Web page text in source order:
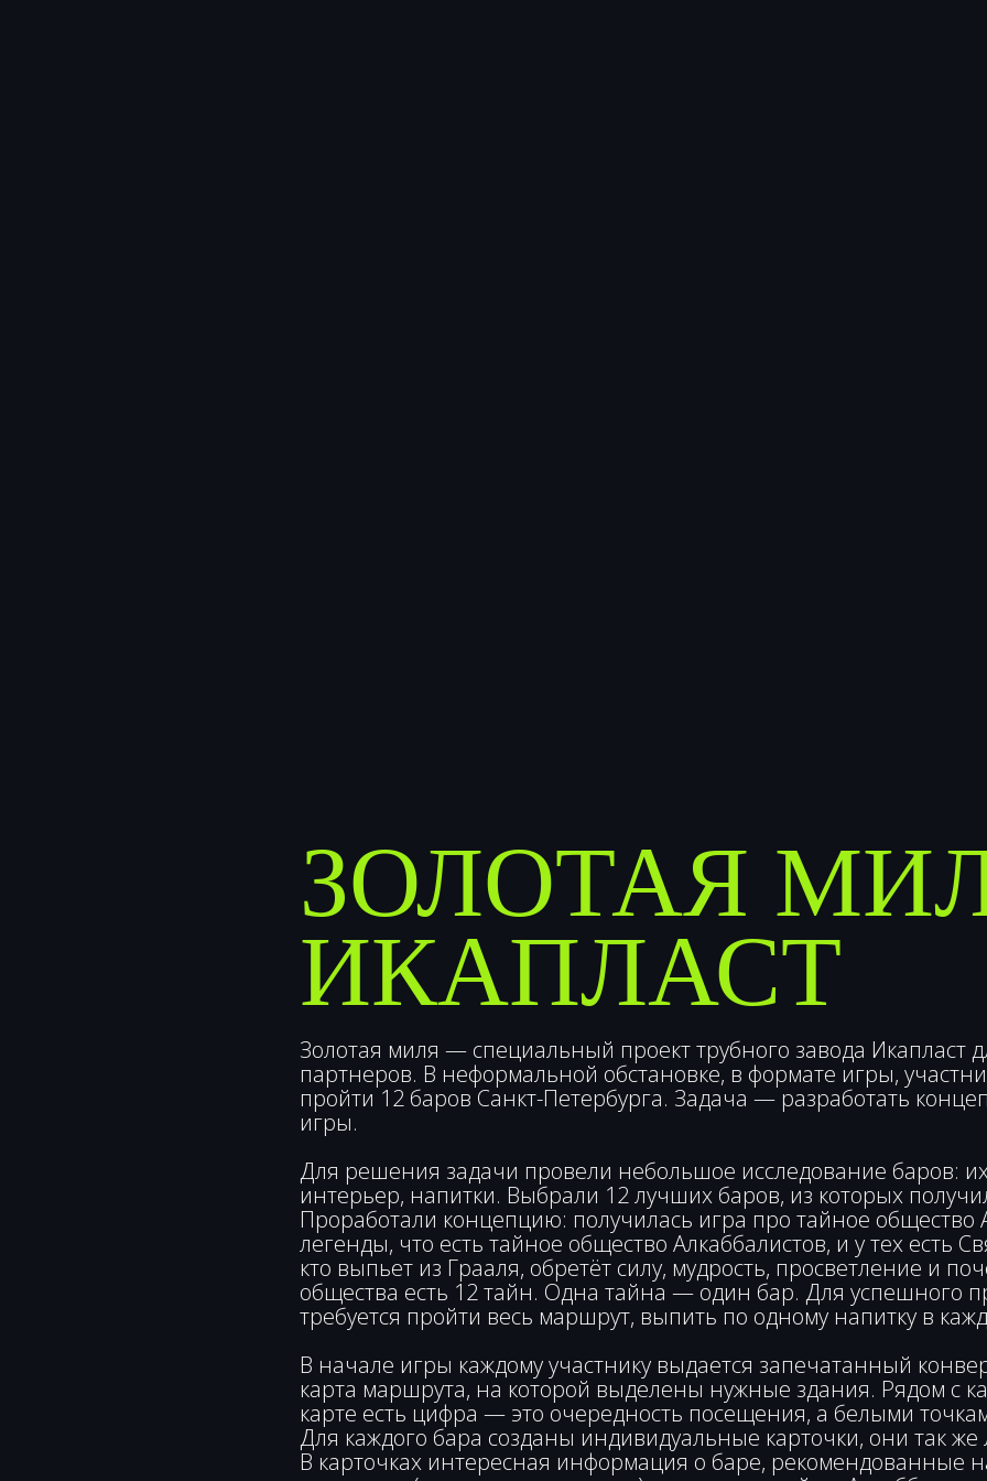
ЗОЛОТАЯ
ИКАПЛАСТ
Золотая миля — специальный проект трубного завода Икапласт
партнеров. В неформальной обстановке, в формате игры,
пройти 12 баров Санкт-Петербурга. Задача — разработать
игры.
Для решения задачи провели небольшое исследование баров:
интерьер, напитки. Выбрали 12 лучших баров, из которых
Проработали концепцию: получилась игра про тайное общество
легенды, что есть тайное общество Алкаббалистов, и у тех есть
кто выпьет из Грааля, обретёт силу, мудрость, просветление и
общества есть 12 тайн. Одна тайна — один бар. Для успешного
требуется пройти весь маршрут, выпить по одному напитку в
В начале игры каждому участнику выдается запечатанный
карта маршрута, на которой выделены нужные здания. Рядом с
карте есть цифра — это очередность посещения, а белыми
Для каждого бара созданы индивидуальные карточки, они так же
В карточках интересная информация о баре, рекомендованные